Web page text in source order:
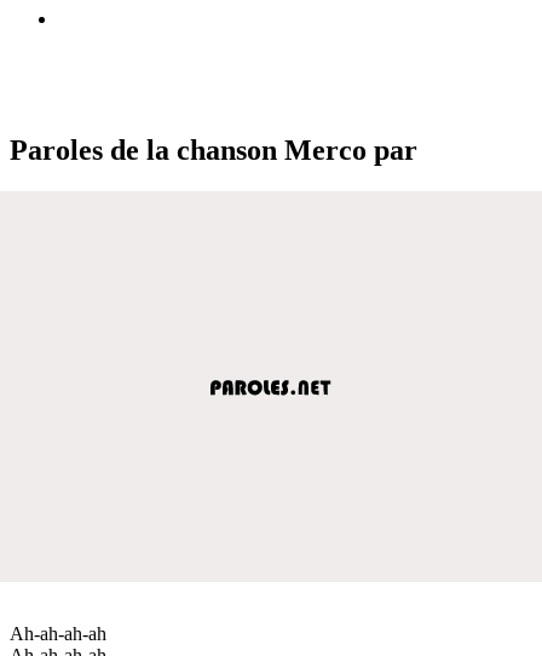
Paroles de la chanson Merco par
Ah-ah-ah-ah